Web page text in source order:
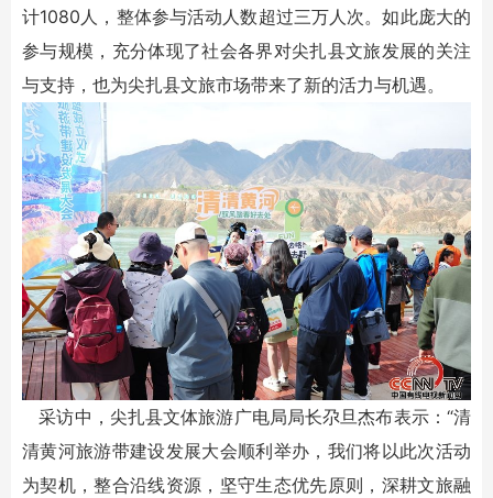
计1080人，整体参与活动人数超过三万人次。如此庞大的
参与规模，充分体现了社会各界对尖扎县文旅发展的关注
与支持，也为尖扎县文旅市场带来了新的活力与机遇。
采访中，尖扎县文体旅游广电局局长尕旦杰布表示：“清
清黄河旅游带建设发展大会顺利举办，我们将以此次活动
为契机，整合沿线资源，坚守生态优先原则，深耕文旅融